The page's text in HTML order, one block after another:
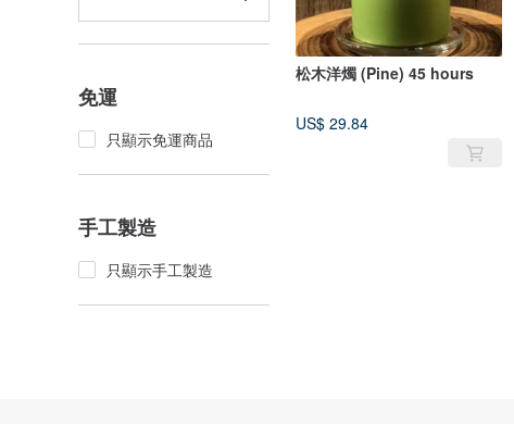
免運
只顯示免運商品
手工製造
只顯示手工製造
松木洋燭 (Pine) 45 hours
US$ 29.84